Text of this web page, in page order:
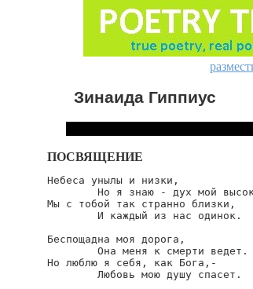
Зинаида Гиппиус
ПОСВЯЩЕНИЕ
Небеса унылы и низки,
Но я знаю - дух мой
Мы с тобой так странно близки,
        И каждый из нас одинок.
Беспощадна моя дорога,
        Она меня к смерти ведет.
Но люблю я себя, как Бога,-
        Любовь мою душу спасет.